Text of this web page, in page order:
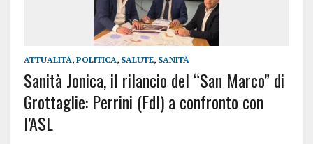
ATTUALITÀ, POLITICA, SALUTE, SANITÀ
Sanità Jonica, il rilancio del “San Marco” di
Grottaglie: Perrini (FdI) a confronto con
l’ASL